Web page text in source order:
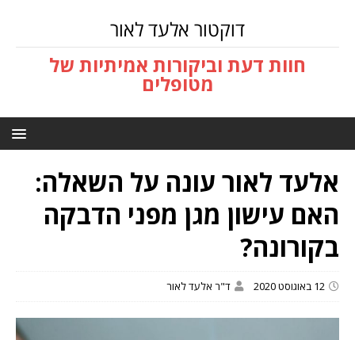
דוקטור אלעד לאור
חוות דעת וביקורות אמיתיות של
מטופלים
אלעד לאור עונה על השאלה:
האם עישון מגן מפני הדבקה
בקורונה?
12 באוגוסט 2020 ד"ר אלעד לאור